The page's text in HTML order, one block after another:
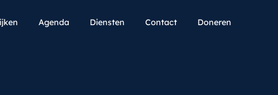
Agenda Diensten Contact Doneren